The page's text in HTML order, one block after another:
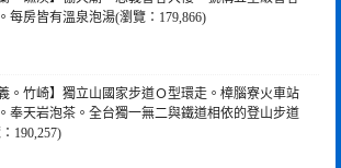
每房皆有溫泉泡湯(瀏覽：179,866)
義。竹崎】獨立山國家步道Ｏ型環走。樟腦寮火車站
奉天岩泡茶。全台獨一無二與鐵道相依的登山步道
190,257)